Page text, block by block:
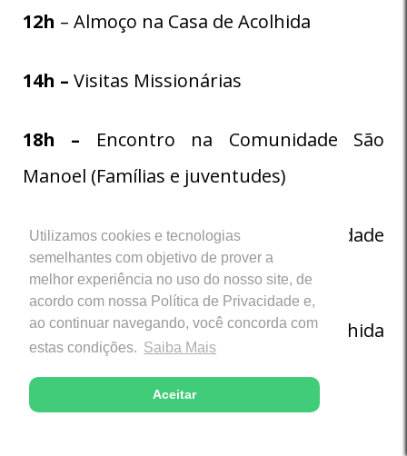
Utilizamos cookies e tecnologias
semelhantes com objetivo de prover a
melhor experiência no uso do nosso site, de
acordo com nossa Política de Privacidade e,
ao continuar navegando, você concorda com
estas condições. Saiba Mais
Aceitar
12h – Almoço na Casa de Acolhida
14h – Visitas Missionárias
18h – Encontro na Comunidade São
Manoel (Famílias e juventudes)
19h –Encontro de Jovens – Comunidade
Patrocínio
20h30 –Retorno para a Casa de Acolhida